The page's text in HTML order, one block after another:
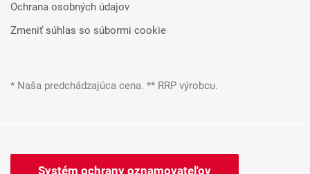
Ochrana osobných údajov
Zmeniť súhlas so súbormi cookie
* Naša predchádzajúca cena. ** RRP výrobcu.
Systém ochrany oznamovateľov